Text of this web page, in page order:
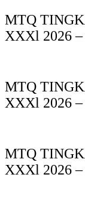
MTQ
XXXl 2026
MTQ
XXXl 2026
MTQ
XXXl 2026